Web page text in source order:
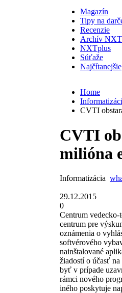
Magazín
Tipy na
Recenzie
Archív NXT
NXTplus
Súťaže
Najčítanejšie
Home
CVTI
CVTI
milióna
Informatizácia
29.12.2015
0
Centrum
centrum pre
oznámenia o
softvérového
nainštalované
žiadostí o účasť
byť v prípade
rámci nového
iného poskytuje